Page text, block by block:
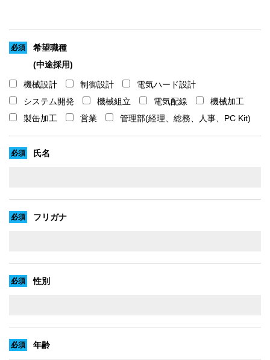
希望職種
(中途採用)
機械設計 制御設計
電気ハード設計
システム開発
機械組立 電気配線
機械加工
製缶加工
営業 管理部(経理、総務、人事、PC Kit)
氏名
フリガナ
性別
年齢